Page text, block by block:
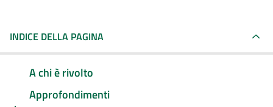
INDICE DELLA PAGINA
A chi è rivolto
Approfondimenti